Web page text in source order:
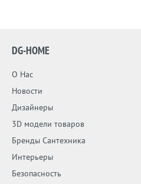
DG-HOME
О Нас
Новости
Дизайнеры
3D модели товаров
Бренды Сантехника
Интерьеры
Безопасность